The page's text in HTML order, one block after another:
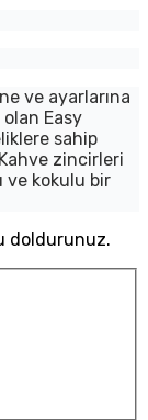
ve ayarlarına
Easy
sahip
zincirleri
ve kokulu bir
doldurunuz.